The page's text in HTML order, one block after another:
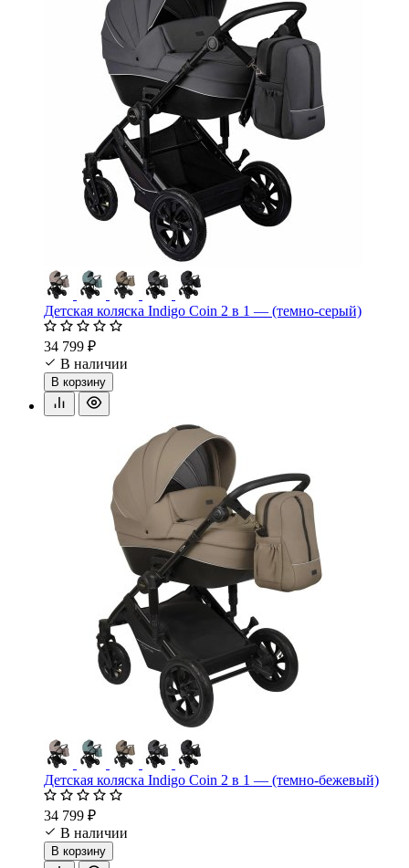
Детская коляска Indigo Coin 2 в 1 — (темно-серый)
34 799 ₽
В наличии
В корзину
Детская коляска Indigo Coin 2 в 1 — (темно-бежевый)
34 799 ₽
В наличии
В корзину